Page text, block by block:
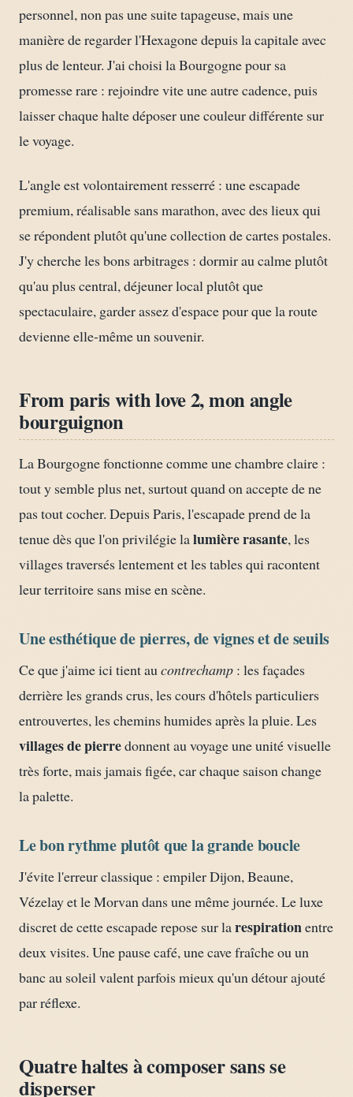
personnel, non pas une suite tapageuse, mais une
manière de regarder l'Hexagone depuis la capitale avec
plus de lenteur. J'ai choisi la Bourgogne pour sa
promesse rare : rejoindre vite une autre cadence, puis
laisser chaque halte déposer une couleur différente sur
le voyage.
L'angle est volontairement resserré : une escapade
premium, réalisable sans marathon, avec des lieux qui
se répondent plutôt qu'une collection de cartes postales.
J'y cherche les bons arbitrages : dormir au calme plutôt
qu'au plus central, déjeuner local plutôt que
spectaculaire, garder assez d'espace pour que la route
devienne elle-même un souvenir.
From paris with love 2, mon angle
bourguignon
La Bourgogne fonctionne comme une chambre claire :
tout y semble plus net, surtout quand on accepte de ne
pas tout cocher. Depuis Paris, l'escapade prend de la
tenue dès que l'on privilégie lalumière rasante, les
villages traversés lentement et les tables qui racontent
leur territoire sans mise en scène.
Une esthétique de pierres, de vignes et de seuils
Ce que j'aime ici tient aucontrechamp : les façades
derrière les grands crus, les cours d'hôtels particuliers
entrouvertes, les chemins humides après la pluie. Les
villages de pierredonnent au voyage une unité visuelle
très forte, mais jamais figée, car chaque saison change
la palette.
Le bon rythme plutôt que la grande boucle
J'évite l'erreur classique : empiler Dijon, Beaune,
Vézelay et le Morvan dans une même journée. Le luxe
discret de cette escapade repose sur larespirationentre
deux visites. Une pause café, une cave fraîche ou un
banc au soleil valent parfois mieux qu'un détour ajouté
par réflexe.
Quatre haltes à composer sans se
disperser